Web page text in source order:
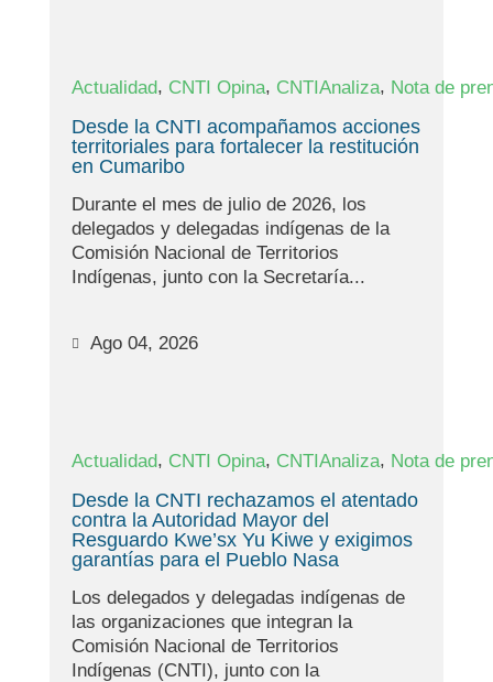
Actualidad, CNTI Opina, CNTIAnaliza, Nota de
Desde la CNTI acompañamos acciones
territoriales para fortalecer la restitución
en Cumaribo
Durante el mes de julio de 2026, los
delegados y delegadas indígenas de la
Comisión Nacional de Territorios
Indígenas, junto con la Secretaría...
Ago 04, 2026
Actualidad, CNTI Opina, CNTIAnaliza, Nota de
Desde la CNTI rechazamos el atentado
contra la Autoridad Mayor del
Resguardo Kwe’sx Yu Kiwe y exigimos
garantías para el Pueblo Nasa
Los delegados y delegadas indígenas de
las organizaciones que integran la
Comisión Nacional de Territorios
Indígenas (CNTI), junto con la